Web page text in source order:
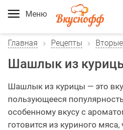
Меню
Главная Рецепты
Шашлык из
Шашлык из курицы — это
пользующееся
особенному вкусу с
готовится из куриного